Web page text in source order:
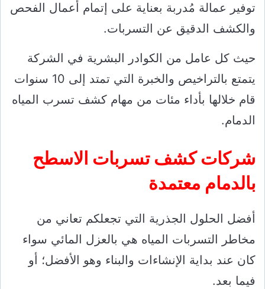
توفير عمالة مُدربة بعناية على إتمام أعمال الفحص
والكشف الدقيق عن التسربات.
حيث كل عامل من الكوادر البشرية في الشركة
يتمتع بالتراخيص والخبرة التي تمتد إلى 10 سنوات
قام خلالها بأداء مئات من مهام كشف تسرب المياه
الدمام.
شركات كشف تسربات الاسطح
بالدمام معتمدة
أفضل الحلول الجذرية التي تجعلكم تعاني من
مخاطر التسربات المياه هي بالعزل المائي سواء
كان عند بداية الإنشاءات والبناء وهو الأفضل؛ أو
فيما بعد.